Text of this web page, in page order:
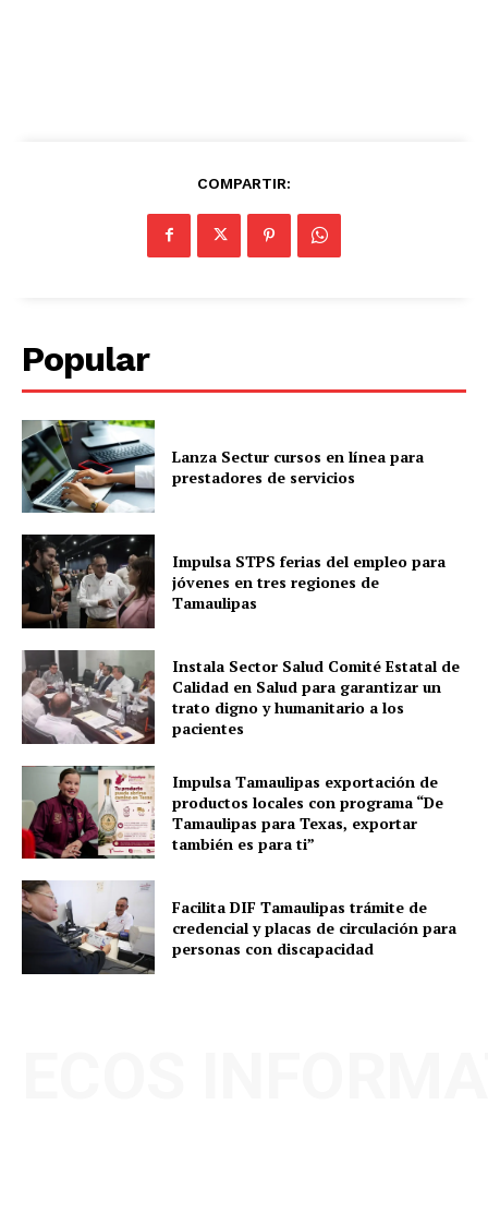
COMPARTIR:
Popular
Lanza Sectur cursos en línea para
prestadores de servicios
Impulsa STPS ferias del empleo para
jóvenes en tres regiones de
Tamaulipas
Instala Sector Salud Comité Estatal de
Calidad en Salud para garantizar un
trato digno y humanitario a los
pacientes
Impulsa Tamaulipas exportación de
productos locales con programa “De
Tamaulipas para Texas, exportar
también es para ti”
Facilita DIF Tamaulipas trámite de
credencial y placas de circulación para
personas con discapacidad